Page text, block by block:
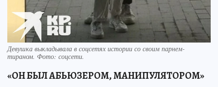
Девушка выкладывала в соцсетях истории со своим парнем-
тираном. Фото: соцсети.
«ОН БЫЛ АБЬЮЗЕРОМ, МАНИПУЛЯТОРОМ»